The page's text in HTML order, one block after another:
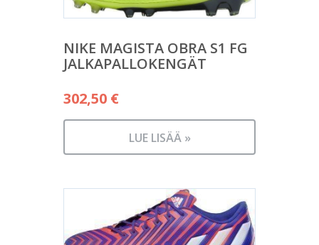
NIKE MAGISTA OBRA S1 FG
JALKAPALLOKENGÄT
302,50 €
LUE LISÄÄ »